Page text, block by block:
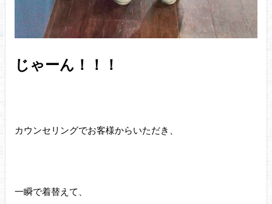
じゃーん！！！
カウンセリングでお客様からいただき、
一瞬で着替えて、